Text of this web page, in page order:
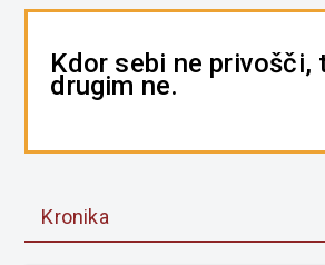
Kdor sebi ne privošči,
drugim ne.
Kronika